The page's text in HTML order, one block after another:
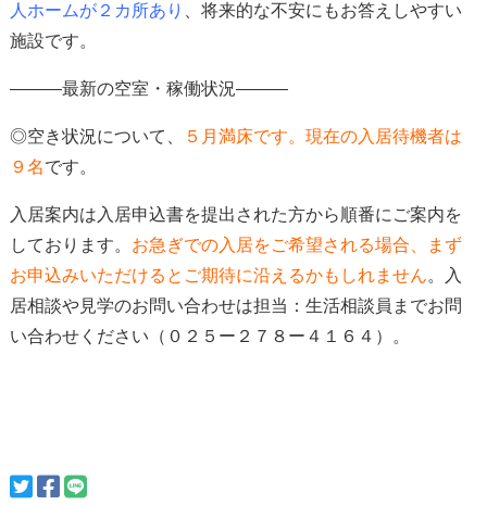
人ホームが２カ所あり
将来的な不安にもお答えしやすい
施設です。
―――最新の空室・稼働状況―――
◎空き状況について、 ５ 月満床です。現在の入居待機者は
９ 名です。
入居案内は入居申込書を提出された方から順番にご案内を
しております。 お急ぎでの入居をご希望される場合、
まず
お申込みいただけると ご期待に沿えるかもしれません。入
居相談や見学のお問い合わせは担当：生活相談員までお問
い合わせください（０２５ー２７８ー４１６４）。